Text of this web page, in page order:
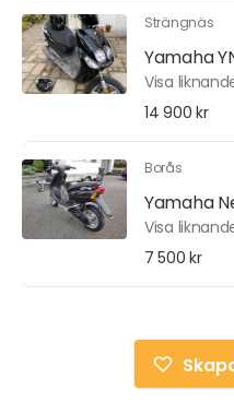
Strängnäs
Yamaha
Visa
14 900 kr
Borås
Yamaha
Visa
7 500 kr